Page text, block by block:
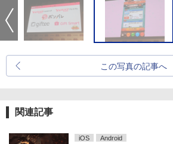
この写真の記事へ
関連記事
iOS Android